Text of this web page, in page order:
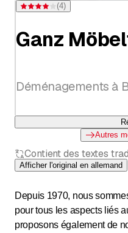
Note 4 sur 5 étoiles pour 4
(4)
Ganz
Déménagements à
Autres
Contient des textes
Afficher l'original en allemand
Depuis 1970, nous
pour tous les aspects liés
proposons également de